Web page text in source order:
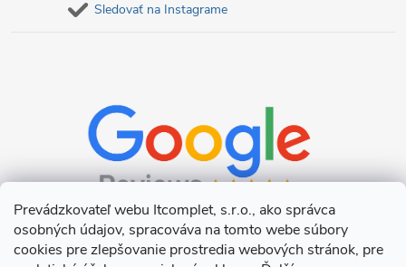
Prevádzkovateľ webu Itcomplet, s.r.o., ako správca
osobných údajov, spracováva na tomto webe súbory
cookies pre zlepšovanie prostredia webových stránok, pre
Sledovať na Instagrame